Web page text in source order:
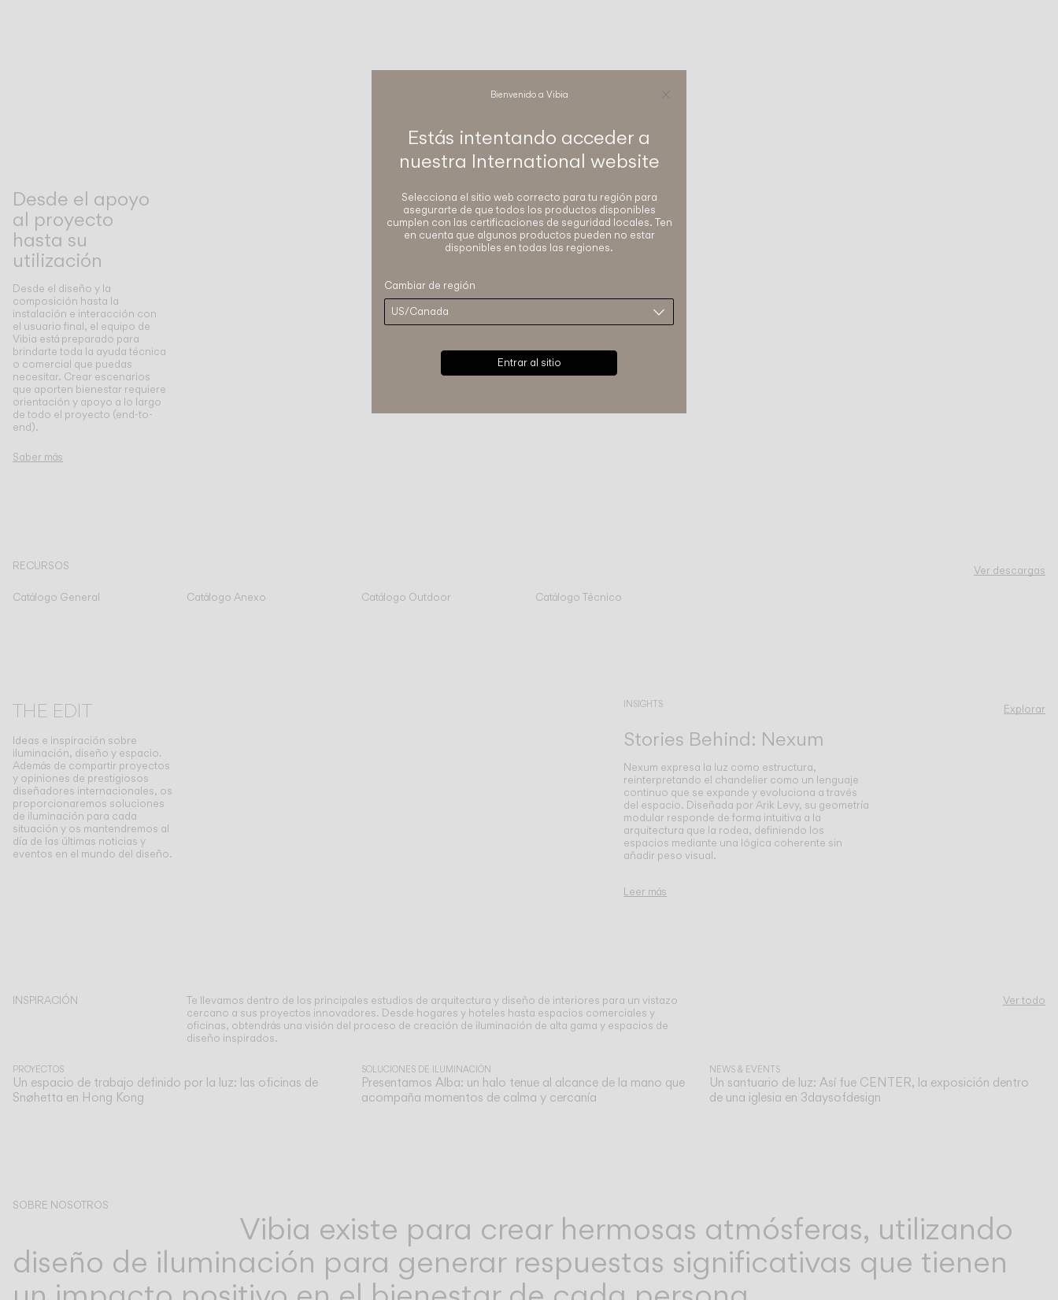
Desde el apoyo
al proyecto
hasta su
utilización
Desde el diseño y la
composición hasta la
instalación e interacción con
el usuario final, el equipo de
Vibia está preparado para
brindarte toda la ayuda técnica
o comercial que puedas
necesitar. Crear escenarios
que aporten bienestar requiere
orientación y apoyo a lo largo
de todo el proyecto (end-to-
end).
Saber más
RECURSOS
Ver descargas
Catálogo General
Catálogo Anexo Catálogo Outdoor Catálogo Técnico
THE EDIT
Ideas e inspiración sobre
iluminación, diseño y espacio.
Además de compartir proyectos
y opiniones de prestigiosos
diseñadores internacionales, os
proporcionaremos soluciones
de iluminación para cada
situación y os mantendremos al
día de las últimas noticias y
eventos en el mundo del diseño.
Explorar
INSIGHTS
Stories Behind: Nexum
Nexum expresa la luz como estructura,
reinterpretando el chandelier como un lenguaje
continuo que se expande y evoluciona a través
del espacio. Diseñada por Arik Levy, su geometría
modular responde de forma intuitiva a la
arquitectura que la rodea, definiendo los
espacios mediante una lógica coherente sin
añadir peso visual.
Leer más
INSPIRACIÓN
Te llevamos dentro de los principales estudios de arquitectura y diseño de interiores para un vistazo
cercano a sus proyectos innovadores. Desde hogares y hoteles hasta espacios comerciales y
oficinas, obtendrás una visión del proceso de creación de iluminación de alta gama y espacios de
diseño inspirados.
Ver todo
PROYECTOS
Un espacio de trabajo definido por la luz: las oficinas de
Snøhetta en Hong Kong
SOLUCIONES DE ILUMINACIÓN
Presentamos Alba: un halo tenue al alcance de la mano que
acompaña momentos de calma y cercanía
NEWS & EVENTS
Un santuario de luz: Así fue CENTER, la exposición dentro
de una iglesia en 3daysofdesign
SOBRE NOSOTROS
Vibia existe para crear hermosas atmósferas, utilizando
diseño de iluminación para generar respuestas significativas que tienen
Bienvenido a Vibia
Estás intentando acceder a
nuestra International website
Selecciona el sitio web correcto para tu región para
asegurarte de que todos los productos disponibles
cumplen con las certificaciones de seguridad locales. Ten
en cuenta que algunos productos pueden no estar
disponibles en todas las regiones.
Cambiar de región
Entrar al sitio